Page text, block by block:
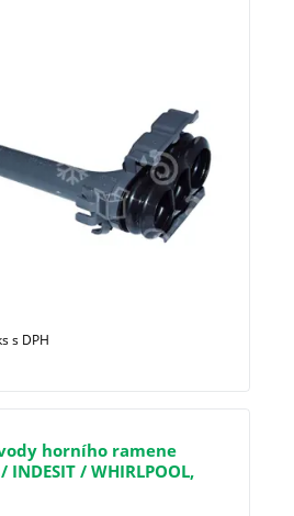
s DPH
horního ramene
INDESIT / WHIRLPOOL,